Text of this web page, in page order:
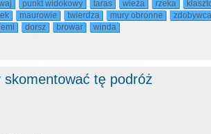
punkt widokowy taras wieża rzeka
maurowie twierdza mury obronne
zdobywca
dorsz browar
winda
skomentować tę podróż